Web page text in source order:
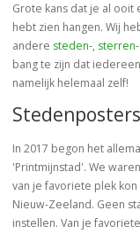
Grote kans dat je al
hebt zien hangen. Wij
andere steden-, sterren
bang te zijn dat
namelijk helemaal zelf!
Stedenposters
In 2017 begon het
'Printmijnstad'. We
van je favoriete plek
Nieuw-Zeeland. Geen
instellen. Van je